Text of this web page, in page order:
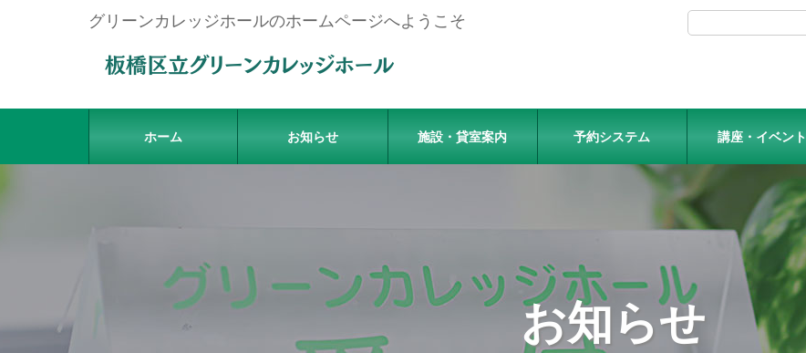
グリーンカレッジホールのホームページへようこそ
ホーム お知らせ 施設・貸室案内 予約システム 講座・イベント
お知らせ